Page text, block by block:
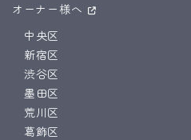
オーナー様へ
中央区
新宿区
渋谷区
墨田区
荒川区
葛飾区